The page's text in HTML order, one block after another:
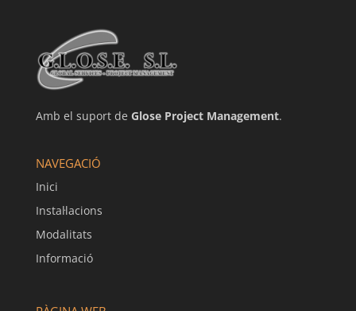
Amb el suport de Glose Project Management.
NAVEGACIÓ
Inici
Instal·lacions
Modalitats
Informació